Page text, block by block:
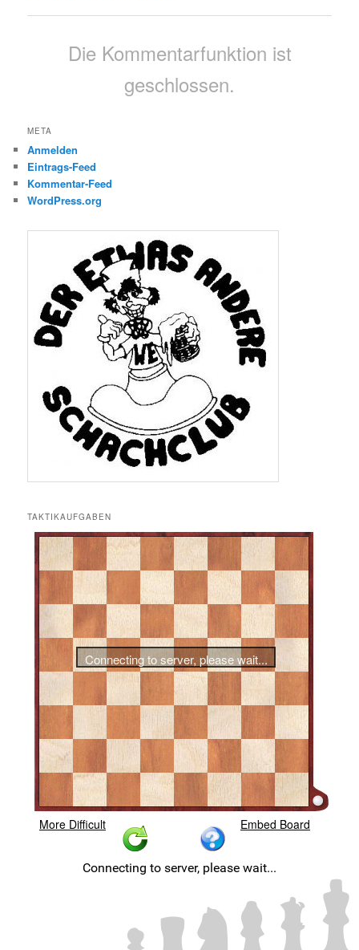
Die Kommentarfunktion ist
geschlossen.
META
Anmelden
Eintrags-Feed
Kommentar-Feed
WordPress.org
TAKTIKAUFGABEN